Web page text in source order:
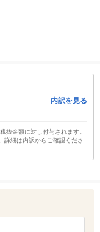
内訳を見る
抜金額に対し付与されます。
詳細は内訳からご確認くださ